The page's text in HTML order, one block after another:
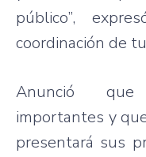
público”,
coordinación de
Anunció que
importantes y
presentará sus